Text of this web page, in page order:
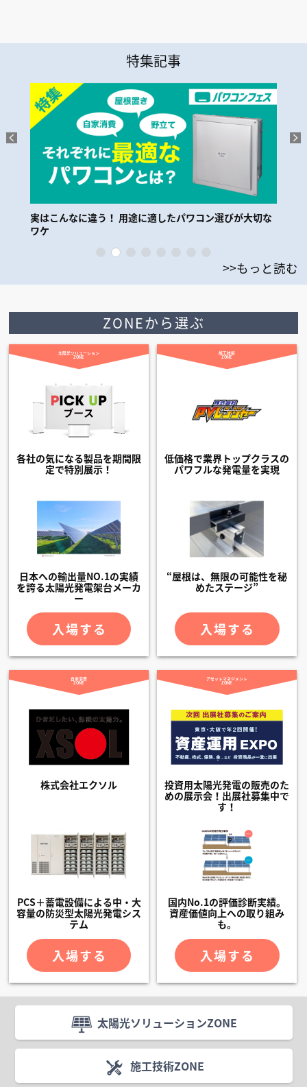
特集記事
実はこんなに違う！ 用途に適したパワコン選びが大切な
ワケ
>>もっと読む
ZONEから選ぶ
太陽光ソリューション
ZONE
各社の気になる製品を期間限
定で特別展示！
日本への輸出量NO.1の実績
を誇る太陽光発電架台メーカ
ー
入場する
施工技術
ZONE
低価格で業界トップクラスの
パワフルな発電量を実現
“屋根は、無限の可能性を秘
めたステージ”
入場する
自家消費
ZONE
株式会社エクソル
PCS＋蓄電設備による中・大
容量の防災型太陽光発電シス
テム
入場する
アセットマネジメント
ZONE
投資用太陽光発電の販売のた
めの展示会！出展社募集中で
す！
国内No.1の評価診断実績。
資産価値向上への取り組み
も。
入場する
太陽光ソリューションZONE
施工技術ZONE